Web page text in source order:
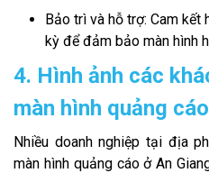
Bảo trì và hỗ trợ: Cam
kỳ để đảm bảo màn hình
4. Hình ảnh các
màn hình quảng
Nhiều doanh nghiệp tại địa
màn hình quảng cáo ở An